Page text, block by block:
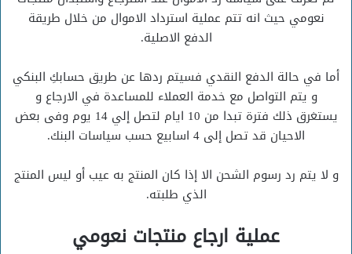
نعومي حيث انه تتم عملية استرداد الاموال من خلال طريقة
الدفع الاصلية.
أما في حالة الدفع النقدي فسيتم ردها عن طريق حسابكِ البنكي
و يتم التواصل مع خدمة العملاء للمساعدة في الارجاع و
يستغرق ذلك فترة تبدا من 10 ايام لتصل إلي 14 يوم وفى بعض
الاحيان قد تصل إلى 4 اسابيع حسب سياسات البنك.
و لا يتم رد رسوم الشحن الا إذا كان المنتج به عيب أو ليس المنتج
الذي طلبته.
عملية ارجاع منتجات نعومي